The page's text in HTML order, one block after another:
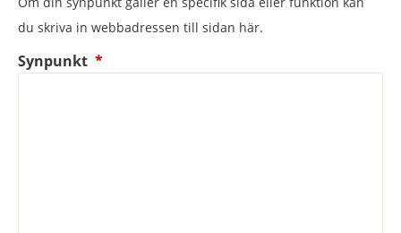
du skriva in webbadressen till sidan här.
Synpunkt *(obligatorisk)